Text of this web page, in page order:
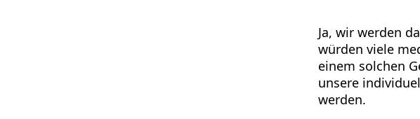
Ja, wir werden
würden viele
einem solchen
unsere
werden.